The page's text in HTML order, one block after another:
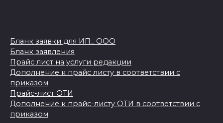
Бланк заявки для ИП_ ООО
Бланк заявления
Прайс лист на услуги редакции
Дополнение к прайс листу в соответствии с
приказом
Прайс-лист ОТИ
Дополнение к прайс-листу ОТИ в соответствии с
приказом